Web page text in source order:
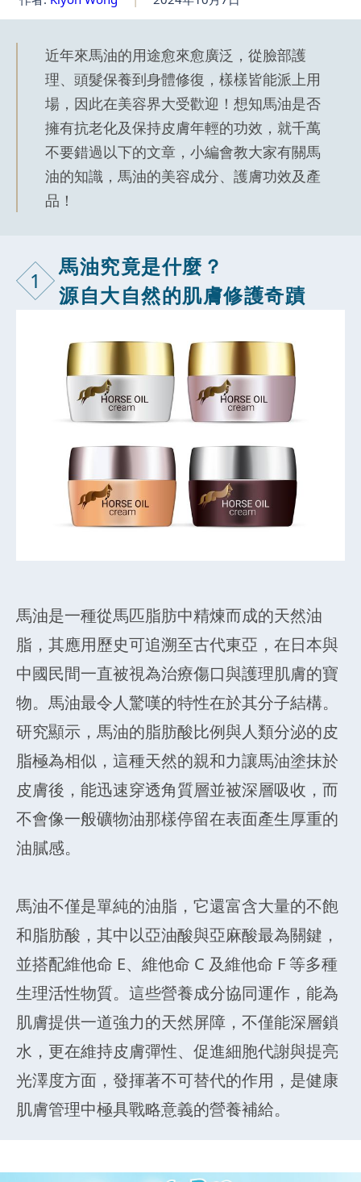
近年來馬油的用途愈來愈廣泛，從臉部護
理、頭髮保養到身體修復，樣樣皆能派上用
場，因此在美容界大受歡迎！想知馬油是否
擁有抗老化及保持皮膚年輕的功效，就千萬
不要錯過以下的文章，小編會教大家有關馬
油的知識，馬油的美容成分、護膚功效及產
品！
1
馬油究竟是什麼？
源自大自然的肌膚修護奇蹟
馬油是一種從馬匹脂肪中精煉而成的天然油
脂，其應用歷史可追溯至古代東亞，在日本與
中國民間一直被視為治療傷口與護理肌膚的寶
物。馬油最令人驚嘆的特性在於其分子結構。
研究顯示，馬油的脂肪酸比例與人類分泌的皮
脂極為相似，這種天然的親和力讓馬油塗抹於
皮膚後，能迅速穿透角質層並被深層吸收，而
不會像一般礦物油那樣停留在表面產生厚重的
油膩感。
馬油不僅是單純的油脂，它還富含大量的不飽
和脂肪酸，其中以亞油酸與亞麻酸最為關鍵，
並搭配維他命 E、維他命 C 及維他命 F 等多種
生理活性物質。這些營養成分協同運作，能為
肌膚提供一道強力的天然屏障，不僅能深層鎖
水，更在維持皮膚彈性、促進細胞代謝與提亮
光澤度方面，發揮著不可替代的作用，是健康
肌膚管理中極具戰略意義的營養補給。